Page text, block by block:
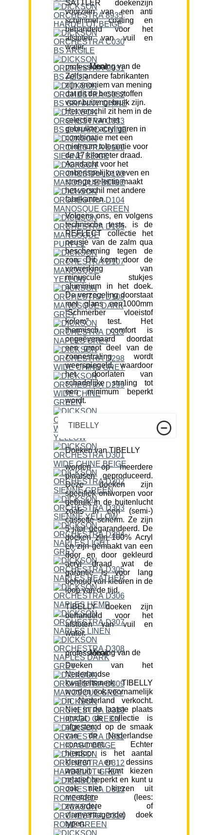
SATTLER doekenzijn
voorzien van een anti
schimmel coating en
behandeld voor het
afstoten van vuil en
water.
Mening van de professional:
Zelfs andere fabrikanten
zijn anoniem van mening
dat dit de beste stoffen
voor buitengebruik zijn.
Het verschil zit hem in de
selectie van het
gebruikte acryl garen in
combinatie met een
minimum tolerantie voor
de 17 kilometer draad.
Aandacht voor het
onberispelijke weven en
strenge selectie maakt
het verschil met andere
fabrikanten.
Volgens ons, en volgens
technische tests, is de
REFLECT collectie het
neusje van de zalm qua
bescherming tegen de
zon. Dit komt door de
verwerking van
minuscule stukjes
aluminium in het doek.
De verzegeling doorstaat
met glans een1000mm
“Schmerber vloeistof
kolom” test. Het
thermisch comfort is
ongeëvenaard doordat
een groot deel van de
zonnestraling wordt
weerspiegeld, waardoor
het doorlaten van
schadelijke straling tot
een minimum beperkt
wordt.
TIBELLY
Doeken van TIBELLY
worden op meerdere
plaatsen geproduceerd.
Deze doeken zijn
specifiek ontworpen voor
gebruik in de buitenlucht
zoals in een (semi-)
cassette scherm. Ze zijn
5 jaar gegarandeerd. De
doeken zijn 100% Acryl
en zijn gemaakt van een
door en door gekleurd
acryl draad wat de
garantie is voor lang
behoud van kleuren in de
loop van de tijd.
TIBELLY doeken zijn
behandeld voor het
afstoten van vuil en
water.
Mening van de professional:
Doeken van het
Nederlandse
kwaliteitsmerk TIBELLY
worden ook voornamelijk
in Nederland verkocht.
Niet in de laatste plaats
omdat de collectie is
afgestemd op de smaak
van de Nederlandse
consument. Echter
hierdoor is het aantal
kleuren en dessins
waaruit u kunt kiezen
relatief beperkt en kunt u
ook niet kiezen uit
meerdere (lees:
zwaardere of
vlamvertragende) doek
typen.